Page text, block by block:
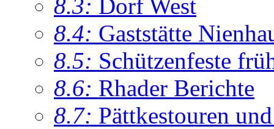
8.3: Dorf West
8.4: Gaststätte
8.5: Schützenfeste
8.6: Rhader Berichte
8.7: Pättkestouren